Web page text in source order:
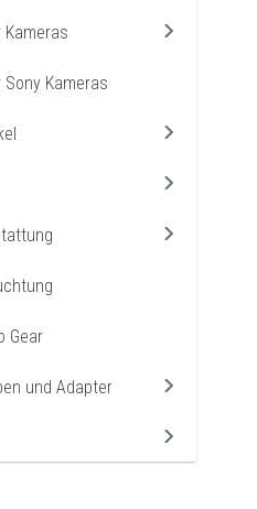
Kameras
Gear
und Adapter